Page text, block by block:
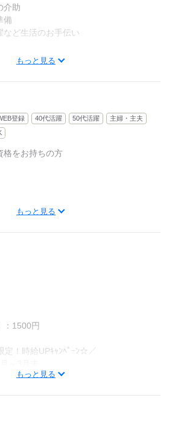
介助
備
など生活のお手伝い
整えてお待ちしております♪
ーアップ★
修プログラムや、eラーニングによる研修
★
修取得のための受講費用を当社が負担。
応募する
もっと見る
登録 40代活躍 50代活躍
主婦・主夫
をお持ちの方
もOK
します！
もっと見る
1500円
定！時給UPｷｬﾝﾍﾟｰﾝ☆／
内にご就業いただいた方
併用不可
もっと見る